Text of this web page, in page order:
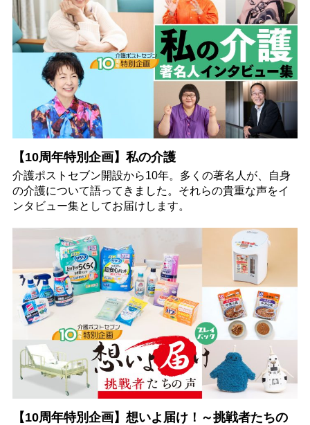
【10周年特別企画】私の介護
介護ポストセブン開設から10年。多くの著名人が、自身
の介護について語ってきました。それらの貴重な声をイ
ンタビュー集としてお届けします。
【10周年特別企画】想いよ届け！～挑戦者たちの